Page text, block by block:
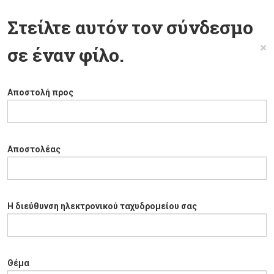
Στείλτε αυτόν τον σύνδεσμο
σε έναν φίλο.
×
Αποστολή προς
Αποστολέας
Η διεύθυνση ηλεκτρονικού ταχυδρομείου σας
Θέμα